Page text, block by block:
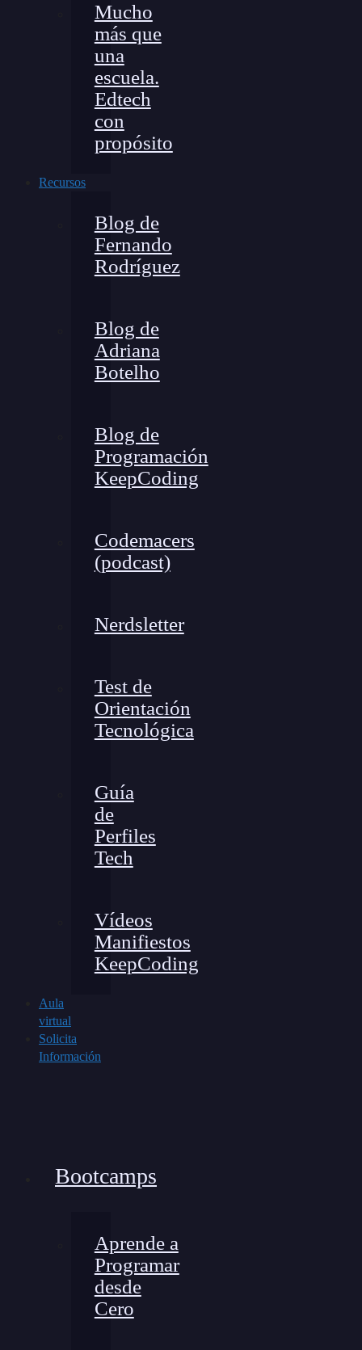
Mucho
más que
una
escuela.
Edtech
con
propósito
Recursos
Blog de
Fernando
Rodríguez
Blog de
Adriana
Botelho
Blog de
Programación
KeepCoding
Codemacers
(podcast)
Nerdsletter
Test de
Orientación
Tecnológica
Guía
de
Perfiles
Tech
Vídeos
Manifiestos
KeepCoding
Aula
virtual
Solicita
Información
Bootcamps
Aprende a
Programar
desde
Cero